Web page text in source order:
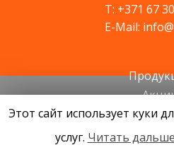
T: +371 67
E-Mail:
Cовети
Этот сайт использует куки
услуг. Читать дальше